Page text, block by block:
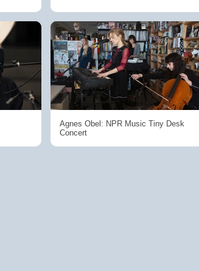
Agnes Obel: NPR Music Tiny Desk
Concert